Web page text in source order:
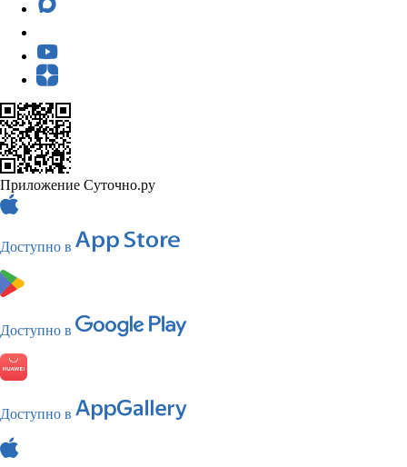
Приложение Суточно.ру
Доступно в
Доступно в
Доступно в